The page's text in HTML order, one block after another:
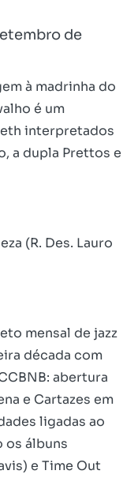
de
à madrinha do
é um
interpretados
a dupla Prettos e
(R. Des. Lauro
mensal de jazz
década com
abertura
e Cartazes em
ligadas ao
os álbuns
e Time Out